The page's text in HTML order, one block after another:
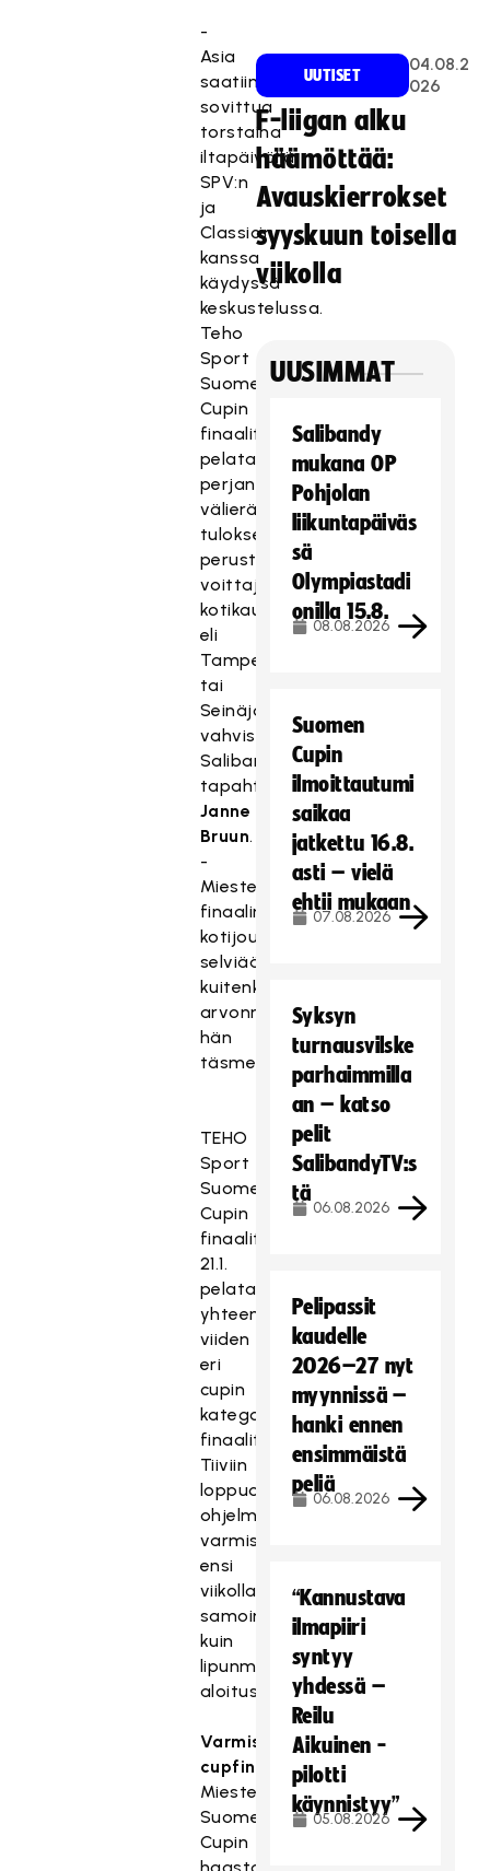
-
Asia
saatiin
sovittua
torstaina
iltapäivällä
SPV:n
ja
Classicin
kanssa
käydyssä
keskustelussa.
Teho
Sport
Suomen
Cupin
finaalit
pelataan
perjantain
välierän
tuloksen
perusteella
voittajajoukkueen
kotikaupungissa
eli
Tampereella
tai
Seinäjoella,
vahvistaa
Salibandyliiton
tapahtumapäällikkö
Janne
Bruun.
-
Miesten
finaalin
kotijoukkue
selviää
kuitenkin
arvonnassa,
hän
täsmentää.
TEHO
Sport
Suomen
Cupin
finaalitapahtumassa
21.1.
pelataan
yhteensä
viiden
eri
cupin
kategorian
finaalit.
Tiiviin
loppuottelupäivän
ohjelma
varmistuu
ensi
viikolla,
samoin
kuin
lipunmyynnin
aloitus.
Varmistuneet
cupfinaalit:
Miesten
Suomen
Cupin
UUTISET
04.08.2
026
F-liigan alku
häämöttää:
Avauskierrokset
syyskuun toisella
viikolla
UUSIMMAT
Salibandy
mukana OP
Pohjolan
liikuntapäiväs
sä
Olympiastadi
onilla 15.8.
08.08.2026
Suomen
Cupin
ilmoittautumi
saikaa
jatkettu 16.8.
asti – vielä
ehtii mukaan
07.08.2026
Syksyn
turnausvilske
parhaimmilla
an – katso
pelit
SalibandyTV:s
tä
06.08.2026
Pelipassit
kaudelle
2026–27 nyt
myynnissä –
hanki ennen
ensimmäistä
peliä
06.08.2026
“Kannustava
ilmapiiri
syntyy
yhdessä –
Reilu
Aikuinen -
pilotti
käynnistyy”
05.08.2026